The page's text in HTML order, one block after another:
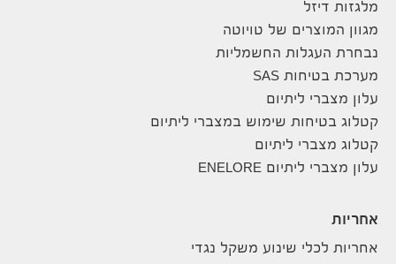
מלגזות דיזל
מגוון המוצרים של טויוטה
נבחרת העגלות החשמליות
מערכת בטיחות SAS
עלון מצברי ליתיום
קטלוג בטיחות שימוש במצברי ליתיום
קטלוג מצברי ליתיום
עלון מצברי ליתיום ENELORE
אחריות
אחריות לכלי שינוע משקל נגדי